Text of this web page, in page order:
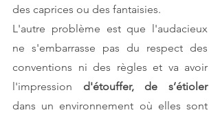
des caprices ou des fantaisies.
L'autre problème est que l'audacieux
ne s'embarrasse pas du respect des
conventions ni des règles et va avoir
l'impression
d'étouffer, de s’étioler
dans un environnement où elles sont